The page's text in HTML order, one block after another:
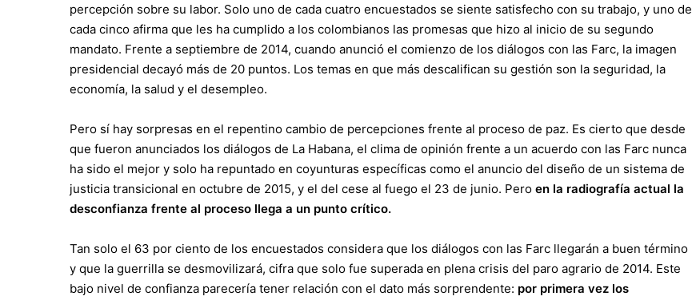
percepción sobre su labor. Solo uno de cada cuatro encuestados se siente satisfecho con su trabajo, y uno de
cada cinco afirma que les ha cumplido a los colombianos las promesas que hizo al inicio de su segundo
mandato. Frente a septiembre de 2014, cuando anunció el comienzo de los diálogos con las Farc, la imagen
presidencial decayó más de 20 puntos. Los temas en que más descalifican su gestión son la seguridad, la
economía, la salud y el desempleo.
Pero sí hay sorpresas en el repentino cambio de percepciones frente al proceso de paz. Es cierto que desde
que fueron anunciados los diálogos de La Habana, el clima de opinión frente a un acuerdo con las Farc nunca
ha sido el mejor y solo ha repuntado en coyunturas específicas como el anuncio del diseño de un sistema de
justicia transicional en octubre de 2015, y el del cese al fuego el 23 de junio. Pero en la radiografía actual la
desconfianza frente al proceso llega a un punto crítico.
Tan solo el 63 por ciento de los encuestados considera que los diálogos con las Farc llegarán a buen término
y que la guerrilla se desmovilizará, cifra que solo fue superada en plena crisis del paro agrario de 2014. Este
bajo nivel de confianza parecería tener relación con el dato más sorprendente: por primera vez los